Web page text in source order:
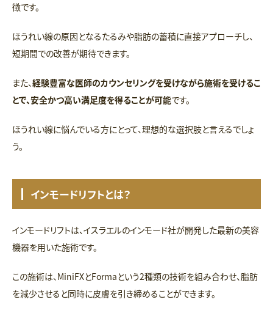
徴です。
ほうれい線の原因となるたるみや脂肪の蓄積に直接アプローチし、
短期間での改善が期待できます。
また、経験豊富な医師のカウンセリングを受けながら施術を受けるこ
とで、安全かつ高い満足度を得ることが可能です。
ほうれい線に悩んでいる方にとって、理想的な選択肢と言えるでしょ
う。
インモードリフトとは？
インモードリフトは、イスラエルのインモード社が開発した最新の美容
機器を用いた施術です。
この施術は、MiniFXとFormaという2種類の技術を組み合わせ、脂肪
を減少させると同時に皮膚を引き締めることができます。